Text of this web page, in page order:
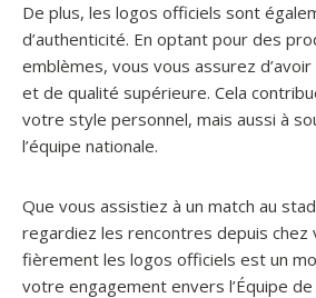
De plus, les logos officiels sont
d’authenticité. En optant pour des
emblèmes, vous vous assurez
et de qualité supérieure. Cela
votre style personnel, mais aussi à
l’équipe nationale.
Que vous assistiez à un match au
regardiez les rencontres depuis
fièrement les logos officiels est un
votre engagement envers l’Équipe de